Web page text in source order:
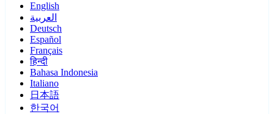
English
العربية
Deutsch
Español
Français
हिन्दी
Bahasa Indonesia
Italiano
日本語
한국어